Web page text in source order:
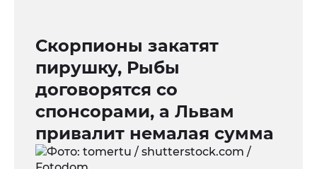
Скорпионы закатят
пирушку, Рыбы
договорятся со
спонсорами, а Львам
привалит немалая сумма